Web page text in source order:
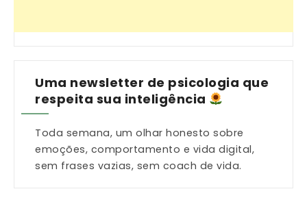
Uma newsletter de psicologia que
respeita sua inteligência
Toda semana, um olhar honesto sobre
emoções, comportamento e vida digital,
sem frases vazias, sem coach de vida.